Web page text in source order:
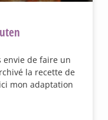
envie de faire un
la recette de
mon adaptation